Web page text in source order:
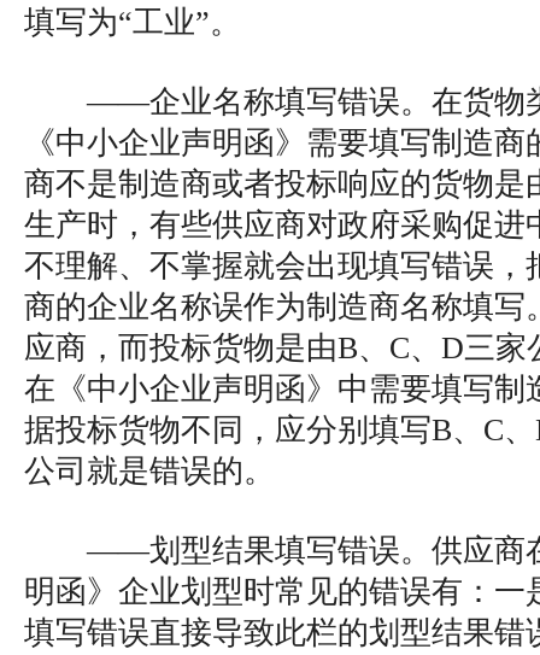
填写为“工业”。
——企业名称填写错误。在货物
《中小企业声明函》需要填写制造
商不是制造商或者投标响应的货物是
生产时，有些供应商对政府采购促进
不理解、不掌握就会出现填写错误，
商的企业名称误作为制造商名称填写
应商，而投标货物是由B、C、D三
在《中小企业声明函》中需要填写制
据投标货物不同，应分别填写B、C
公司就是错误的。
——划型结果填写错误。供应商
明函》企业划型时常见的错误有：一
填写错误直接导致此栏的划型结果错